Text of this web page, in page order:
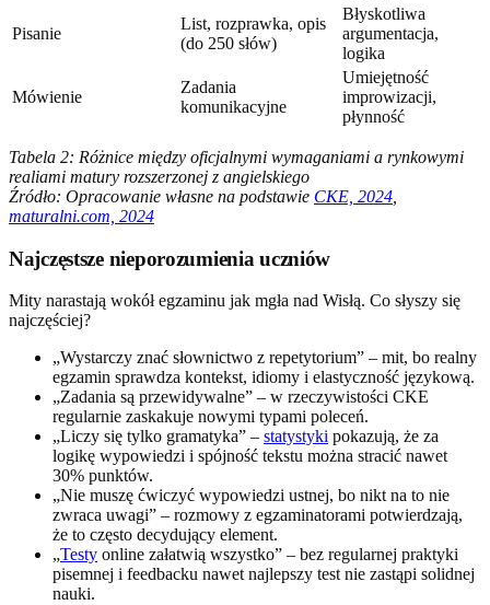
Pisanie
List, rozprawka, opis
(do 250 słów)
Błyskotliwa
argumentacja,
logika
Mówienie
Zadania
komunikacyjne
Umiejętność
improwizacji,
płynność
Tabela 2: Różnice między oficjalnymi wymaganiami a rynkowymi
realiami matury rozszerzonej z angielskiego
Źródło: Opracowanie własne na podstawie CKE, 2024
maturalni.com, 2024
Najczęstsze nieporozumienia uczniów
Mity narastają wokół egzaminu jak mgła nad Wisłą. Co słyszy się
najczęściej?
„Wystarczy znać słownictwo z repetytorium” – mit, bo realny
egzamin sprawdza kontekst, idiomy i elastyczność językową.
„Zadania są przewidywalne” – w rzeczywistości CKE
regularnie zaskakuje nowymi typami poleceń.
„Liczy się tylko gramatyka” – statystyki pokazują, że za
logikę wypowiedzi i spójność tekstu można stracić nawet
30% punktów.
„Nie muszę ćwiczyć wypowiedzi ustnej, bo nikt na to nie
zwraca uwagi” – rozmowy z egzaminatorami potwierdzają,
że to często decydujący element.
„Testy online załatwią wszystko” – bez regularnej praktyki
pisemnej i feedbacku nawet najlepszy test nie zastąpi solidnej
nauki.